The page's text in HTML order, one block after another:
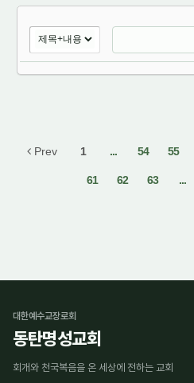
Prev 1 ... 54 55
61 62 63 ...
대한예수교장로회
동탄명성교회
회개와 천국복음을 온 세상에 전하는 교회